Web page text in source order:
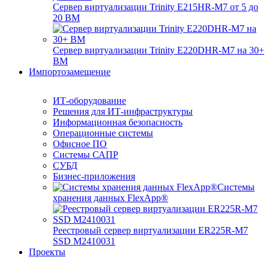
Сервер виртуализации Trinity E215HR-M7 от 5 до
20 ВМ
Сервер виртуализации Trinity E220DHR-M7 на 30+
ВМ
Импортозамещение
ИТ-оборудование
Решения для ИТ-инфраструктуры
Информационная безопасность
Операционные системы
Офисное ПО
Системы САПР
СУБД
Бизнес-приложения
Системы
хранения данных FlexApp®
Реестровый сервер виртуализации ER225R-M7
SSD М2410031
Проекты